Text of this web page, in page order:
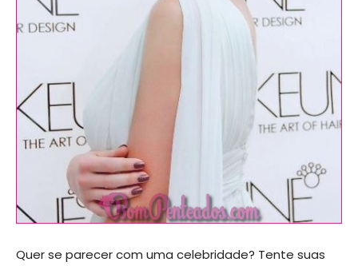
Quer se parecer com uma celebridade? Tente suas